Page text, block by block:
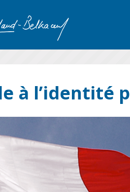
à l’identité